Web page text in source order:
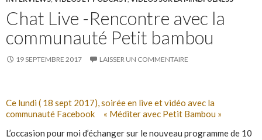
Chat Live -Rencontre avec la
communauté Petit bambou
19 SEPTEMBRE 2017 LAISSER UN COMMENTAIRE
Ce lundi ( 18 sept 2017), soirée en live et vidéo avec la
communauté Facebook « Méditer avec Petit Bambou »
L’occasion pour moi d’échanger sur le nouveau programme de 10